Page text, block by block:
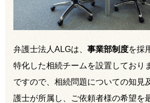
弁護士法人ALGは、 事業部制度を採
特化した相続チームを設置しており
ですので、相続問題についての知見
護士が所属し、ご依頼者様の希望を